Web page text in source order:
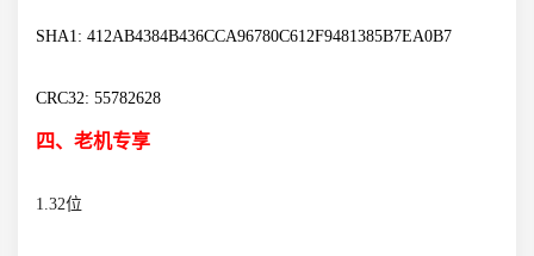
SHA1: 412AB4384B436CCA96780C612F9481385B7EA0B7
CRC32: 55782628
四、老机专享
1.32位